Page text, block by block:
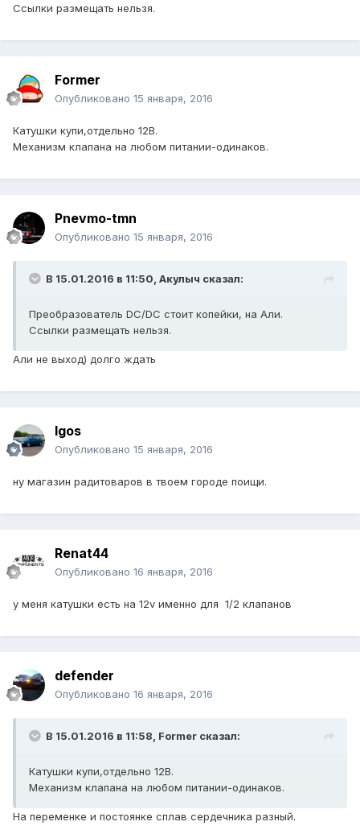
Ссылки размещать нельзя.
Former
Опубликовано 15 января, 2016
Катушки купи,отдельно 12В.
Механизм клапана на любом питании-одинаков.
Pnevmo-tmn
Опубликовано 15 января, 2016
В 15.01.2016 в 11:50, Акулыч сказал:
Преобразователь DC/DC стоит копейки, на Али.
Ссылки размещать нельзя.
Али не выход) долго ждать
Igos
Опубликовано 15 января, 2016
ну магазин радитоваров в твоем городе поищи.
Renat44
Опубликовано 16 января, 2016
у меня катушки есть на 12v именно для 1/2 клапанов
defender
Опубликовано 16 января, 2016
В 15.01.2016 в 11:58, Former сказал:
Катушки купи,отдельно 12В.
Механизм клапана на любом питании-одинаков.
На переменке и постоянке сплав сердечника разный.